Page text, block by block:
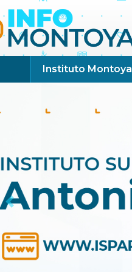
Instituto Montoya
Previous